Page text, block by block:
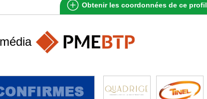
Obtenir les coordonnées de ce profil
média